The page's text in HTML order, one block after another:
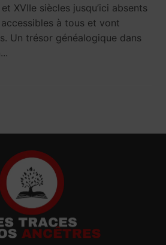
XVIIe siècles jusqu’ici absents
à tous et vont
Un trésor généalogique dans